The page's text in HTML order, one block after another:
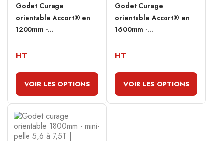
Godet Curage
orientable Accort® en
1200mm -...
HT
VOIR LES OPTIONS
Godet Curage
orientable Accort® en
1600mm -...
HT
VOIR LES OPTIONS